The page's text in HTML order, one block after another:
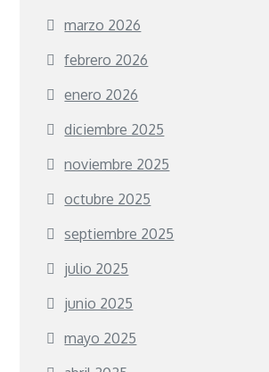
marzo 2026
febrero 2026
enero 2026
diciembre 2025
noviembre 2025
octubre 2025
septiembre 2025
julio 2025
junio 2025
mayo 2025